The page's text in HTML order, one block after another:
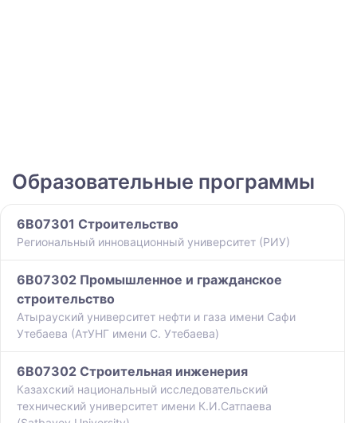
Образовательные программы
6B07301 Строительство
Региональный инновационный университет (РИУ)
6B07302 Промышленное и гражданское
строительство
Атырауский университет нефти и газа имени Сафи
Утебаева (АтУНГ имени С. Утебаева)
6B07302 Строительная инженерия
Казахский национальный исследовательский
технический университет имени К.И.Сатпаева